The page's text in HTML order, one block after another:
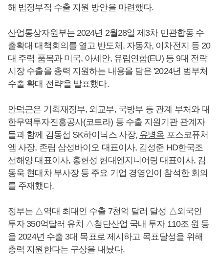
해 범정부적 수출 지원 방안을 마련했다.
산업통상자원부는 2024년 2월28일 제3차 민관합동 수
출확대 대책회의를 열고 반도체, 자동차, 이차전지 등 20
대 주력 품목과 미국, 아세안, 유럽연합(EU) 등 9대 전략
시장 수출을 총력 지원하는 내용을 담은 '2024년 범부처
수출 확대 전략'을 발표했다.
안덕근은 기획재정부, 외교부, 국방부 등 관계 부처와 대
한무역투자진흥공사(코트라) 등 수출 지원기관 관계자
들과 함께 김동섭 SK하이닉스 사장, 유병옥 포스코퓨처
엠 사장, 존림 삼성바이오 대표이사, 김성준 HD한국조
선해양 대표이사, 홍현성 현대엔지니어링 대표이사, 김
동욱 현대차 부사장 등 주요 기업 경영인이 참석한 회의
를 주재했다.
정부는 △역대 최대인 수출 7천억 달러 달성 △외국인
투자 350억달러 유치 △첨단산업 국내 투자 110조 원 등
을 2024년 수출 3대 목표로 제시하고 목표달성을 위해
총력 지원한다는 구상을 내놨다.